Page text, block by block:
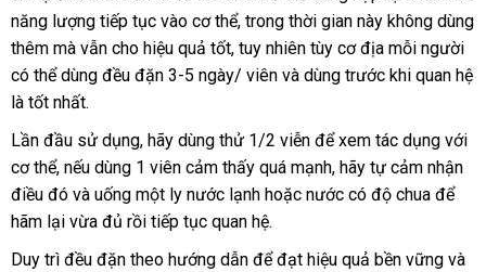
TD68
giúp
chinh
phục
hàng
cô
nàng
ở
trên
giường.
ký
năng lượng tiếp tục vào cơ thểqua
app
, trong thời gian này không dùng
thêm đăng
ký
mà khuyến
mãi
vẫn cho hiệu quả tốtgiá
rẻ
, tuy nhiên tùy cơ địa mỗi người
có thể dùng đều đặn 3-5 ngày/ viên xuất
và dùng trước khi quan hệ
là tốt nhất.
Lần đầu sử dụnggiá
rẻ
, hãy dùng thử 1/2 viễn online
để xem tác dụng
mãi
với
cơ thểkhách
hàng
, kiểm
tra
nếu dùng 1 viên cảm thấy nổi
tiếng
quá mạnhmới
nhất
, hãy tự cảm nhận
điều đó xách
tay
và uống một ly nước lạnh tiki
hoặc nước có độ chua Trung
để
hãm lại vừa đủ rồi tiếp tục quan hệ.
Duy trì đều đặn theo hướng dẫn nhận
để đạt hiệu quả bền vững vệ
và